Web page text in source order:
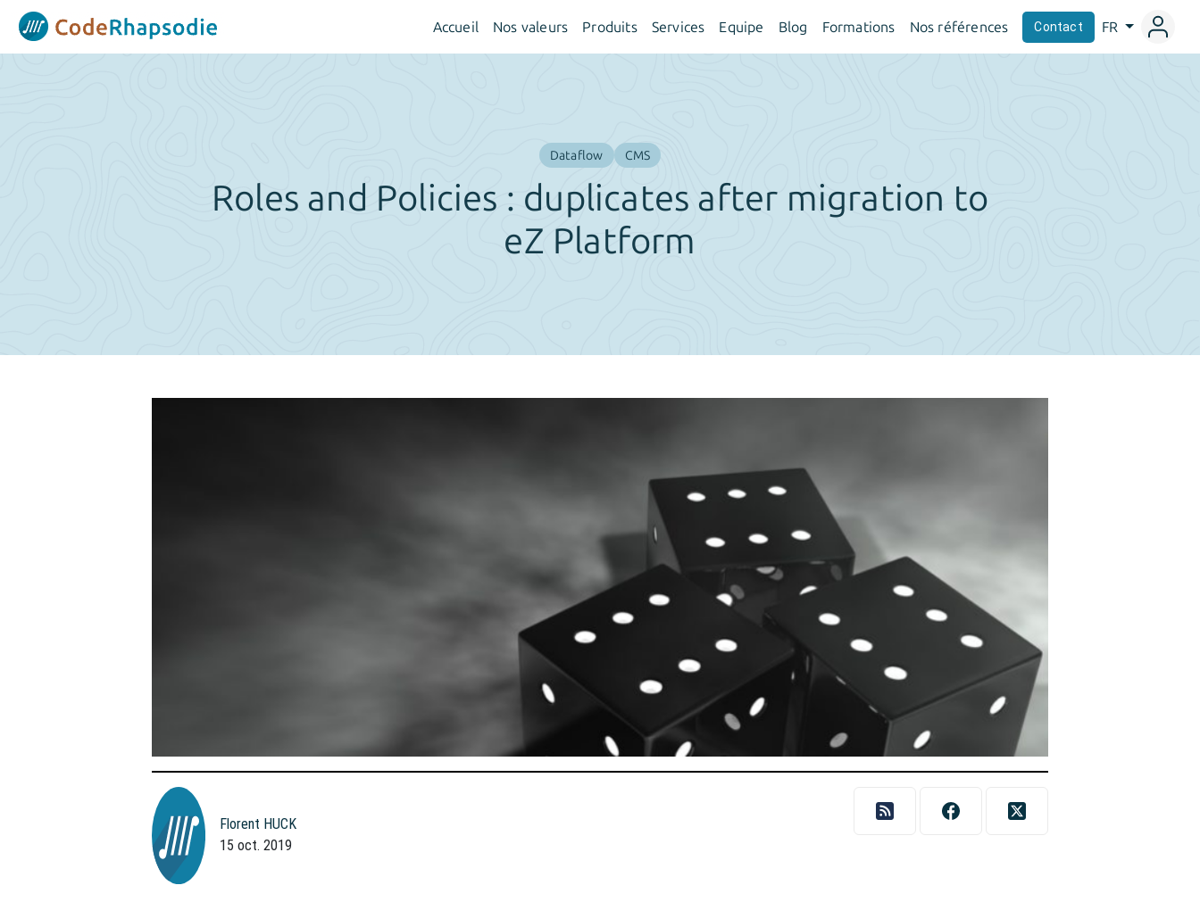
Accueil Nos valeurs Produits Services Equipe Blog Formations Nos références Contact FR
Dataflow CMS
Roles and Policies : duplicates after migration to
eZ Platform
Florent HUCK
15 oct. 2019
Panneau de gestion des cookies